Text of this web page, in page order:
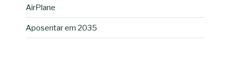
AirPlane
Aposentar em 2035